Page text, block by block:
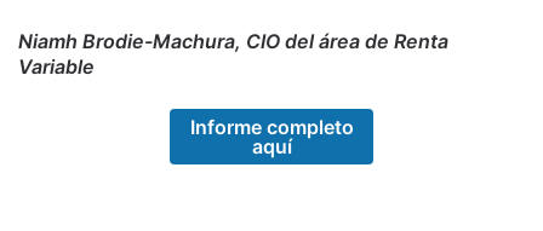
Niamh Brodie-Machura, CIO del área de Renta
Variable
Informe completo
aquí